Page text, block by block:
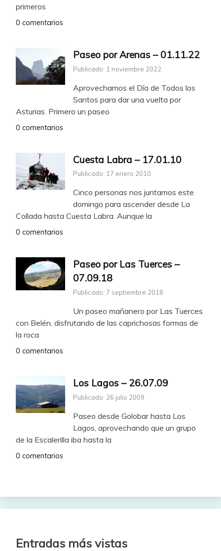
primeros
0 comentarios
Paseo por Arenas – 01.11.22
Publicado: 1 noviembre 2022
Aprovechamos el Día de Todos los
Santos para dar una vuelta por
Asturias. Primero un paseo
0 comentarios
Cuesta Labra – 17.01.10
Publicado: 17 enero 2010
Cinco personas nos juntamos este
domingo para ascender desde La
Collada hasta Cuesta Labra. Aunque la
0 comentarios
Paseo por Las Tuerces –
07.09.18
Publicado: 7 septiembre 2018
Un paseo mañanero por Las Tuerces
con Belén, disfrutando de las caprichosas formas de
la roca
0 comentarios
Los Lagos – 26.07.09
Publicado: 26 julio 2009
Paseo desde Golobar hasta Los
Lagos, aprovechando que un grupo
de la Escalerilla iba hasta la
0 comentarios
Entradas más vistas